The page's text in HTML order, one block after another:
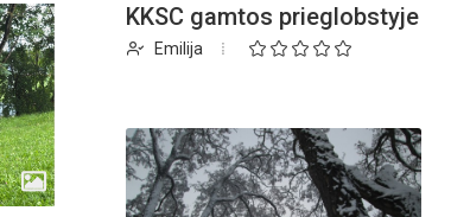
KKSC gamtos prieglobstyje
Emilija